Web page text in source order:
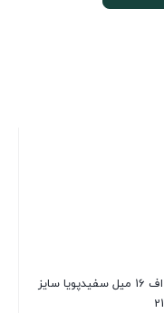
ام دی اف 16 میل سفیدپویا سایز